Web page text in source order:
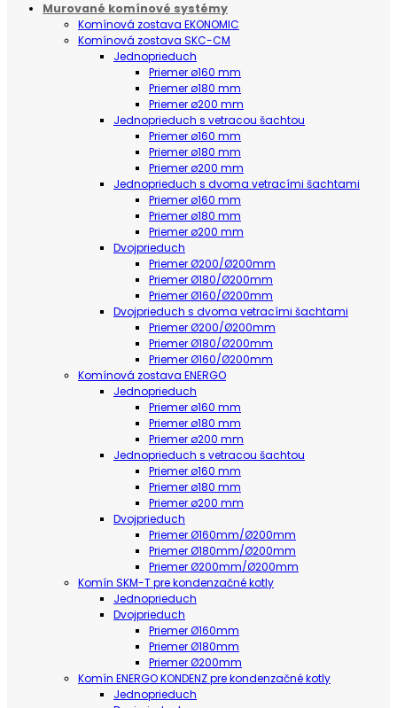
Murované komínové systémy
Komínová zostava EKONOMIC
Komínová zostava SKC-CM
Jednoprieduch
Priemer ø160 mm
Priemer ø180 mm
Priemer ø200 mm
Jednoprieduch s vetracou šachtou
Priemer ø160 mm
Priemer ø180 mm
Priemer ø200 mm
Jednoprieduch s dvoma vetracími šachtami
Priemer ø160 mm
Priemer ø180 mm
Priemer ø200 mm
Dvojprieduch
Priemer Ø200/Ø200mm
Priemer Ø180/Ø200mm
Priemer Ø160/Ø200mm
Dvojprieduch s dvoma vetracími šachtami
Priemer Ø200/Ø200mm
Priemer Ø180/Ø200mm
Priemer Ø160/Ø200mm
Komínová zostava ENERGO
Jednoprieduch
Priemer ø160 mm
Priemer ø180 mm
Priemer ø200 mm
Jednoprieduch s vetracou šachtou
Priemer ø160 mm
Priemer ø180 mm
Priemer ø200 mm
Dvojprieduch
Priemer Ø160mm/Ø200mm
Priemer Ø180mm/Ø200mm
Priemer Ø200mm/Ø200mm
Komín SKM-T pre kondenzačné kotly
Jednoprieduch
Dvojprieduch
Priemer Ø160mm
Priemer Ø180mm
Priemer Ø200mm
Komín ENERGO KONDENZ pre kondenzačné kotly
Jednoprieduch